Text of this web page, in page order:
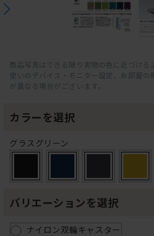
商品写真はできる限り実物の色に近づける
使いのデバイス・モニター設定、お部屋
が異なる場合がございます。
カラーを選択
グラスグリーン
バリエーションを選択
ナイロン双輪キャスター